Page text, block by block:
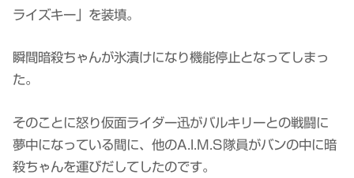
ライズキー」を装填。
瞬間暗殺ちゃんが氷漬けになり機能停止となってしまっ
た。
そのことに怒り仮面ライダー迅がバルキリーとの戦闘に
夢中になっている間に、他のA.I.M.S隊員がバンの中に暗
殺ちゃんを運びだしてしたのです。